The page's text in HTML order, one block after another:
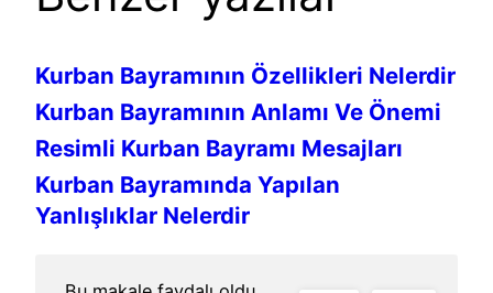
Kurban Bayramının Özellikleri Nelerdir
Kurban Bayramının Anlamı Ve Önemi
Resimli Kurban Bayramı Mesajları
Kurban Bayramında Yapılan
Yanlışlıklar Nelerdir